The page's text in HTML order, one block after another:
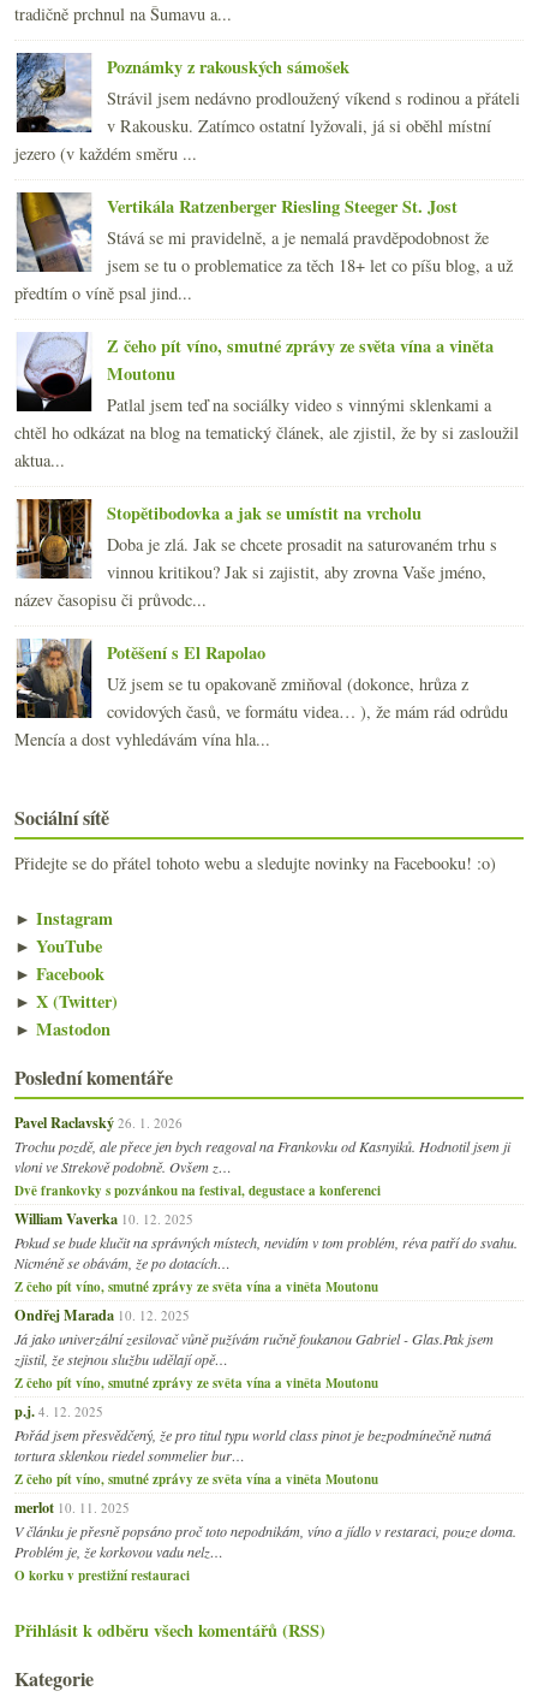
tradičně prchnul na Šumavu a...
Poznámky z rakouských sámošek
Strávil jsem nedávno prodloužený víkend s rodinou a přáteli
v Rakousku. Zatímco ostatní lyžovali, já si oběhl místní
jezero (v každém směru ...
Vertikála Ratzenberger Riesling Steeger St. Jost
Stává se mi pravidelně, a je nemalá pravděpodobnost že
jsem se tu o problematice za těch 18+ let co píšu blog, a už
předtím o víně psal jind...
Z čeho pít víno, smutné zprávy ze světa vína a viněta
Moutonu
Patlal jsem teď na sociálky video s vinnými sklenkami a
chtěl ho odkázat na blog na tematický článek, ale zjistil, že by si zasloužil
aktua...
Stopětibodovka a jak se umístit na vrcholu
Doba je zlá. Jak se chcete prosadit na saturovaném trhu s
vinnou kritikou? Jak si zajistit, aby zrovna Vaše jméno,
název časopisu či průvodc...
Potěšení s El Rapolao
Už jsem se tu opakovaně zmiňoval (dokonce, hrůza z
covidových časů, ve formátu videa… ), že mám rád odrůdu
Mencía a dost vyhledávám vína hla...
Sociální sítě
Přidejte se do přátel tohoto webu a sledujte novinky na Facebooku! :o)
► Instagram
► YouTube
► Facebook
► X (Twitter)
► Mastodon
Poslední komentáře
Pavel Raclavský 26. 1. 2026
Trochu pozdě, ale přece jen bych reagoval na Frankovku od Kasnyiků. Hodnotil jsem ji
vloni ve Strekově podobně. Ovšem z…
Dvě frankovky s pozvánkou na festival, degustace a konferenci
William Vaverka 10. 12. 2025
Pokud se bude klučit na správných místech, nevidím v tom problém, réva patří do svahu.
Nicméně se obávám, že po dotacích…
Z čeho pít víno, smutné zprávy ze světa vína a viněta Moutonu
Ondřej Marada 10. 12. 2025
Já jako univerzální zesilovač vůně pužívám ručně foukanou Gabriel - Glas.Pak jsem
zjistil, že stejnou službu udělají opě…
Z čeho pít víno, smutné zprávy ze světa vína a viněta Moutonu
p.j. 4. 12. 2025
Pořád jsem přesvědčený, že pro titul typu world class pinot je bezpodmínečně nutná
tortura sklenkou riedel sommelier bur…
Z čeho pít víno, smutné zprávy ze světa vína a viněta Moutonu
merlot 10. 11. 2025
V článku je přesně popsáno proč toto nepodnikám, víno a jídlo v restaraci, pouze doma.
Problém je, že korkovou vadu nelz…
O korku v prestižní restauraci
Přihlásit k odběru všech komentářů (RSS)
Kategorie